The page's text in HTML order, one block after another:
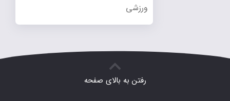
ورزشی
رفتن به بالای صفحه